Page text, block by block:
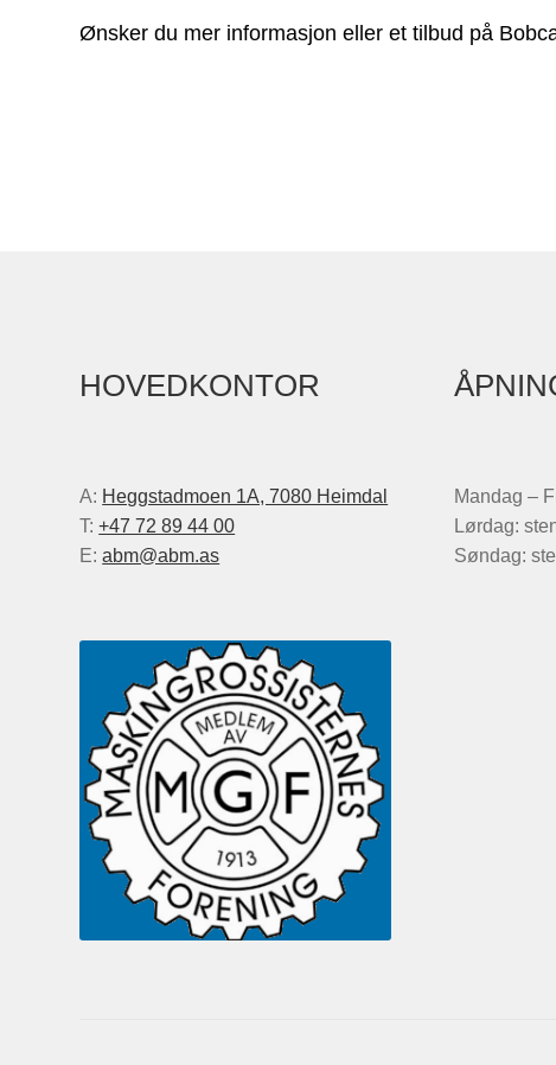
Ønsker du mer informasjon eller et tilbud på
HOVEDKONTOR
A: Heggstadmoen 1A, 7080 Heimdal
T:+47 72 89 44 00
E:abm@abm.as
Mandag –
Lørdag:
Søndag: